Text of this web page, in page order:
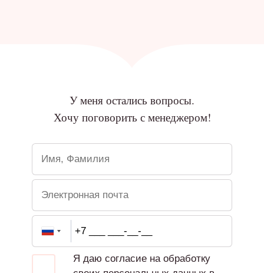
У меня остались вопросы.
Хочу поговорить с менеджером!
Я даю согласие на обработку